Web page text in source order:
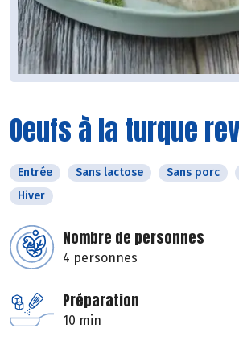
Oeufs à la turque
Entrée Sans lactose Sans porc
Hiver
Nombre de personnes
4 personnes
Préparation
10 min